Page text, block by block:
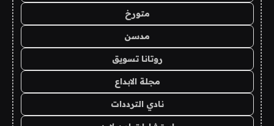
متورخ
مدسن
روتانا تسويق
مجلة الابداع
نادي الترددات